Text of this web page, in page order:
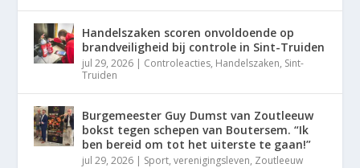
Handelszaken scoren onvoldoende op
brandveiligheid bij controle in Sint-Truiden
jul 29, 2026 | Controleacties, Handelszaken, Sint-
Truiden
Burgemeester Guy Dumst van Zoutleeuw
bokst tegen schepen van Boutersem. “Ik
ben bereid om tot het uiterste te gaan!”
jul 29, 2026 | Sport,verenigingsleven, Zoutleeuw